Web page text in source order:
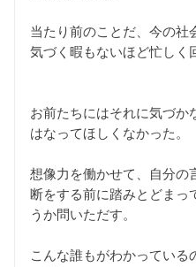
当たり前のことだ、今の社
気づく暇もないほど忙しく
お前たちにはそれに気づか
はなってほしくなかった。
想像力を働かせて、自分の
断をする前に踏みとどまっ
うか問いただす。
こんな誰もがわかっている